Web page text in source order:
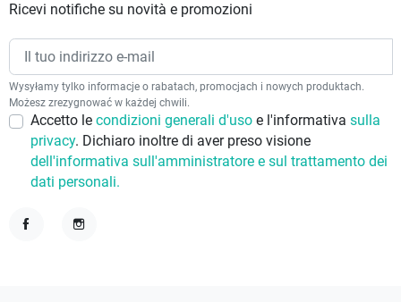
Ricevi notifiche su novità e promozioni
Wysyłamy tylko informacje o rabatach, promocjach i nowych produktach.
Możesz zrezygnować w każdej chwili.
Accetto le condizioni generali d'uso e l'informativa sulla
privacy. Dichiaro inoltre di aver preso visione
dell'informativa sull'amministratore e sul trattamento dei
dati personali.